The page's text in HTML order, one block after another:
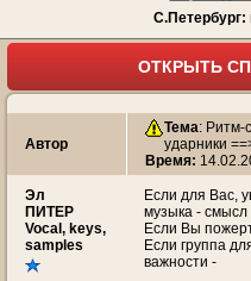
С.Петербург:
ОТКРЫТЬ
Автор
Тема: Ритм-
ударники
Время:
Эл
ПИТЕР
Vocal, keys,
samples
Если для Вас,
музыка -
Если Вы
Если группа
важности -